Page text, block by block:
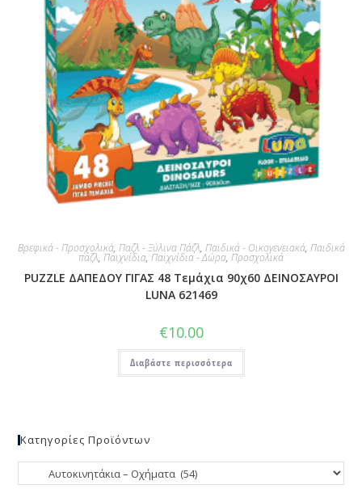
Βρεφικά - Προσχολικά, Παζλ - Ξύλινα Πάζλ, Παιδικά - Οικογενειακά, Παιδικά
παζλ, Παιχνίδια, Παιχνίδια - Δώρα, Προσχολικά
PUZZLE ΔΑΠΕΔΟΥ ΓΙΓΑΣ 48 Τεμάχια 90χ60 ΔΕΙΝΟΣΑΥΡΟΙ
LUNA 621469
€10.00
Διαβάστε περισσότερα
Κατηγορίες Προϊόντων